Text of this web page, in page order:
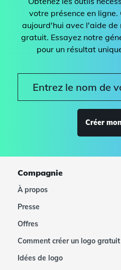
votre présence en
aujourd'hui avec l'aide
gratuit. Essayez notre
pour un résultat
Créer
Compagnie
À propos
Presse
Offres
Comment créer un logo gratuit
Idées de logo